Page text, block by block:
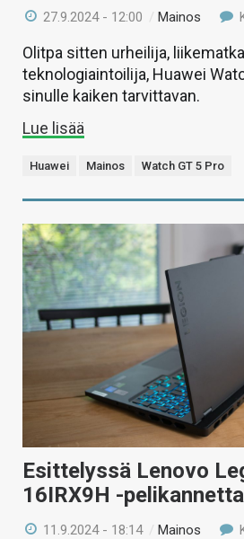
27.9.2024 - 12:00 /Mainos
Olitpa sitten urheilija,
teknologiaintoilija, Huawei
sinulle kaiken tarvittavan.
Lue lisää
Huawei Mainos Watch GT 5 Pro
Esittelyssä Lenovo
16IRX9H -
11.9.2024 - 18:14 /Mainos